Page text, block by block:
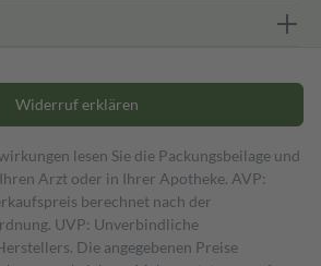
Widerruf erklären
lesen Sie die Packungsbeilage und
Arzt oder in Ihrer Apotheke. AVP:
berechnet nach der
UVP: Unverbindliche
Die angegebenen Preise